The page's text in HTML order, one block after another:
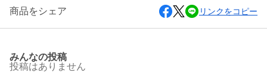
商品をシェア リンクをコピー
みんなの投稿
投稿はありません